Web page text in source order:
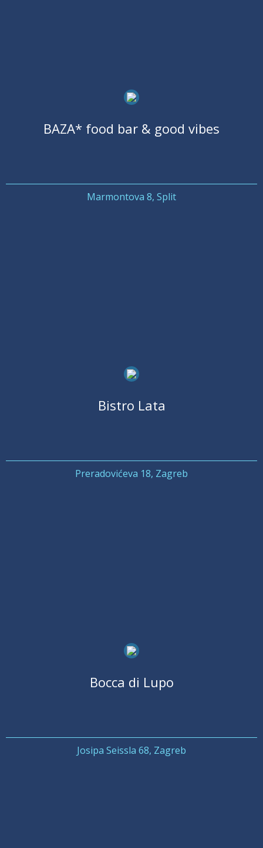
BAZA* food bar & good vibes
Marmontova 8, Split
Bistro Lata
Preradovićeva 18, Zagreb
Bocca di Lupo
Josipa Seissla 68, Zagreb